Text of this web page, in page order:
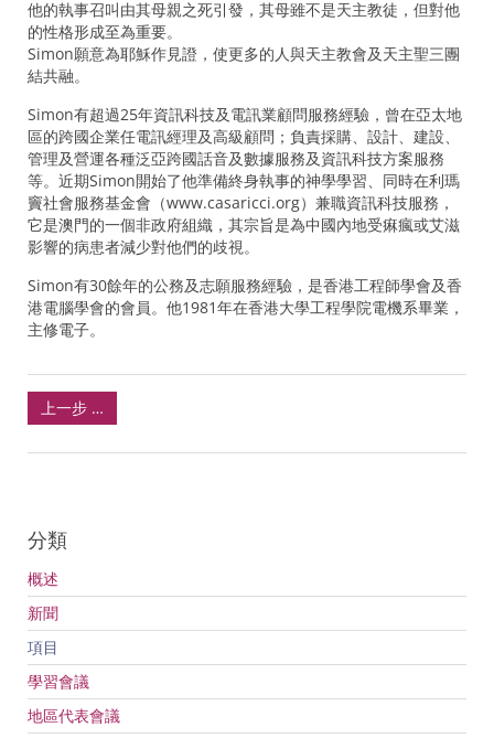
他的執事召叫由其母親之死引發，其母雖不是天主教徒，但對他
的性格形成至為重要。
Simon願意為耶穌作見證，使更多的人與天主教會及天主聖三團
結共融。
Simon有超過25年資訊科技及電訊業顧問服務經驗，曾在亞太地
區的跨國企業任電訊經理及高級顧問；負責採購、設計、建設、
管理及營運各種泛亞跨國話音及數據服務及資訊科技方案服務
等。近期Simon開始了他準備終身執事的神學學習、同時在利瑪
竇社會服務基金會（www.casaricci.org）兼職資訊科技服務，
它是澳門的一個非政府組織，其宗旨是為中國內地受痳瘋或艾滋
影響的病患者減少對他們的歧視。
Simon有30餘年的公務及志願服務經驗，是香港工程師學會及香
港電腦學會的會員。他1981年在香港大學工程學院電機系畢業，
主修電子。
上一步 …
分類
概述
新聞
項目
學習會議
地區代表會議